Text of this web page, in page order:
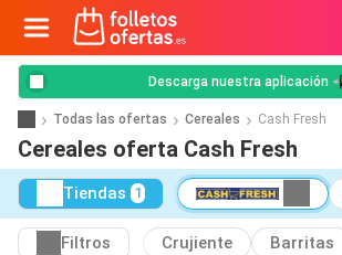
Descarga nuestra aplicación
Todas las ofertas Cereales Cash Fresh
Cereales oferta Cash Fresh
Tiendas 1
Filtros Crujiente Barritas